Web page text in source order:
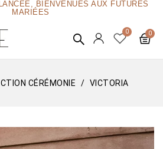
BIENVENUES AUX FUTURES
MARIÉES
CÉRÉMONIE VICTORIA